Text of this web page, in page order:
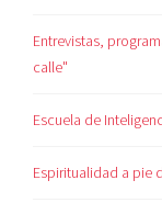
Entrevistas,
calle"
Escuela de
Espiritualidad a pie